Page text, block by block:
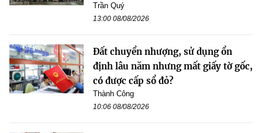
Trần Quý
13:00 08/08/2026
Đất chuyển nhượng, sử dụng ổn
định lâu năm nhưng mất giấy tờ gốc,
có được cấp sổ đỏ?
Thành Công
10:06 08/08/2026